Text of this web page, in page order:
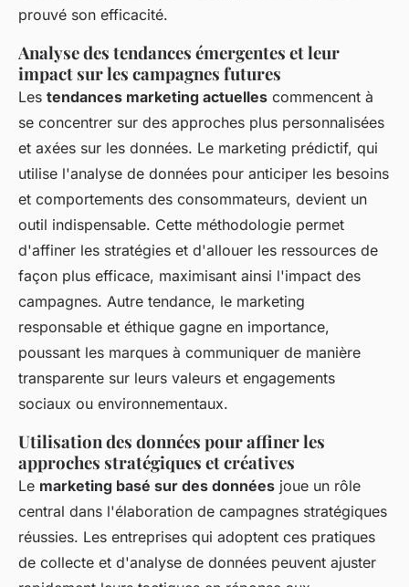
prouvé son efficacité.
Analyse des tendances émergentes et leur
impact sur les campagnes futures
Les tendances marketing actuelles commencent à
se concentrer sur des approches plus personnalisées
et axées sur les données. Le marketing prédictif, qui
utilise l'analyse de données pour anticiper les besoins
et comportements des consommateurs, devient un
outil indispensable. Cette méthodologie permet
d'affiner les stratégies et d'allouer les ressources de
façon plus efficace, maximisant ainsi l'impact des
campagnes. Autre tendance, le marketing
responsable et éthique gagne en importance,
poussant les marques à communiquer de manière
transparente sur leurs valeurs et engagements
sociaux ou environnementaux.
Utilisation des données pour affiner les
approches stratégiques et créatives
Le marketing basé sur des données joue un rôle
central dans l'élaboration de campagnes stratégiques
réussies. Les entreprises qui adoptent ces pratiques
de collecte et d'analyse de données peuvent ajuster